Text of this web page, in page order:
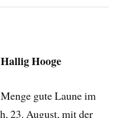
Hooge
gute Laune im
23. August, mit der